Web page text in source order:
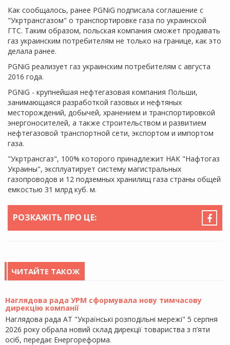
Как сообщалось, ранее PGNiG подписала соглашение с
"Укртрансгазом" о транспортировке газа по украинской
ГТС. Таким образом, польская компания сможет продавать
газ украинским потребителям не только на границе, как это
делала ранее.
PGNiG реализует газ украинским потребителям с августа
2016 года.
PGNiG - крупнейшая нефтегазовая компания Польши,
занимающаяся разработкой газовых и нефтяных
месторождений, добычей, хранением и транспортировкой
энергоносителей, а также строительством и развитием
нефтегазовой транспортной сети, экспортом и импортом
газа.
"Укртрансгаз", 100% которого принадлежит НАК "Нафтогаз
Украины", эксплуатирует систему магистральных
газопроводов и 12 подземных хранилищ газа страны общей
емкостью 31 млрд куб. м.
РОЗКАЖІТЬ ПРО ЦЕ:
ЧИТАЙТЕ ТАКОЖ
Наглядова рада УРМ сформувала нову тимчасову
дирекцію компанії
Наглядова рада АТ "Українські розподільні мережі" 5 серпня
2026 року обрала новий склад дирекції товариства з п’яти
осіб, передає Енергореформа.